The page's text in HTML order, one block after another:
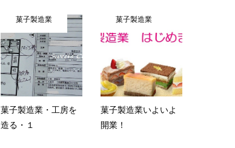
菓子製造業
菓子製造業・工房を
造る・１
菓子製造業
菓子製造業いよいよ
開業！